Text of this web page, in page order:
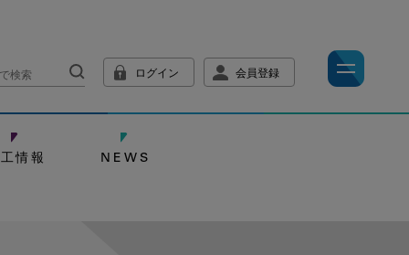
ログイン 会員登録
情報 NEWS